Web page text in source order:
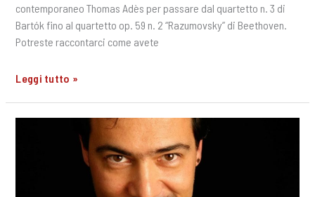
contemporaneo Thomas Adès per passare dal quartetto n. 3 di
Bartók fino al quartetto op. 59 n. 2 “Razumovsky” di Beethoven.
Potreste raccontarci come avete
Quattro
Leggi tutto »